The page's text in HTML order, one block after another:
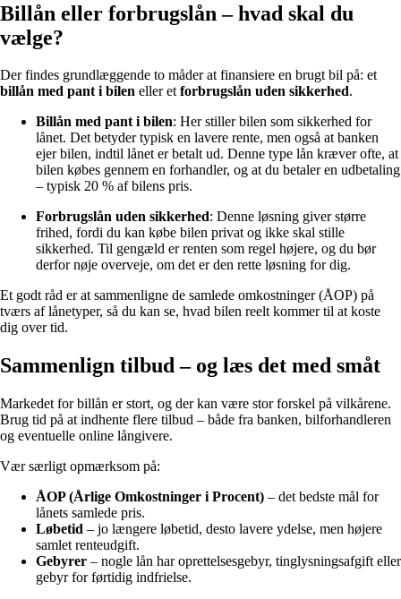
Billån eller forbrugslån – hvad skal du
vælge?
Der findes grundlæggende to måder at finansiere en brugt bil på: et
billån med pant i bilen eller etforbrugslån uden sikkerhed.
Billån med pant i bilen: Her stiller bilen som sikkerhed for
lånet. Det betyder typisk en lavere rente, men også at banken
ejer bilen, indtil lånet er betalt ud. Denne type lån kræver ofte, at
bilen købes gennem en forhandler, og at du betaler en udbetaling
– typisk 20 % af bilens pris.
Forbrugslån uden sikkerhed: Denne løsning giver større
frihed, fordi du kan købe bilen privat og ikke skal stille
sikkerhed. Til gengæld er renten som regel højere, og du bør
derfor nøje overveje, om det er den rette løsning for dig.
Et godt råd er at sammenligne de samlede omkostninger (ÅOP) på
tværs af lånetyper, så du kan se, hvad bilen reelt kommer til at koste
dig over tid.
Sammenlign tilbud – og læs det med småt
Markedet for billån er stort, og der kan være stor forskel på vilkårene.
Brug tid på at indhente flere tilbud – både fra banken, bilforhandleren
og eventuelle online långivere.
Vær særligt opmærksom på:
ÅOP (Årlige Omkostninger i Procent) – det bedste mål for
lånets samlede pris.
Løbetid – jo længere løbetid, desto lavere ydelse, men højere
samlet renteudgift.
Gebyrer – nogle lån har oprettelsesgebyr, tinglysningsafgift eller
gebyr for førtidig indfrielse.